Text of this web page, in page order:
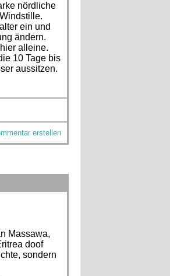
nördliche
ein und
ändern.
alleine.
10 Tage bis
aussitzen.
erstellen
Massawa,
doof
sondern